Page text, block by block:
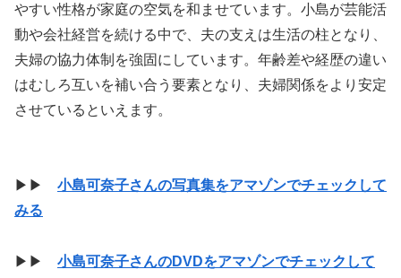
やすい性格が家庭の空気を和ませています。小島が芸能活
動や会社経営を続ける中で、夫の支えは生活の柱となり、
夫婦の協力体制を強固にしています。年齢差や経歴の違い
はむしろ互いを補い合う要素となり、夫婦関係をより安定
させているといえます。
▶▶ 小島可奈子さんの写真集をアマゾンでチェックして
みる
▶▶ 小島可奈子さんのDVDをアマゾンでチェックして